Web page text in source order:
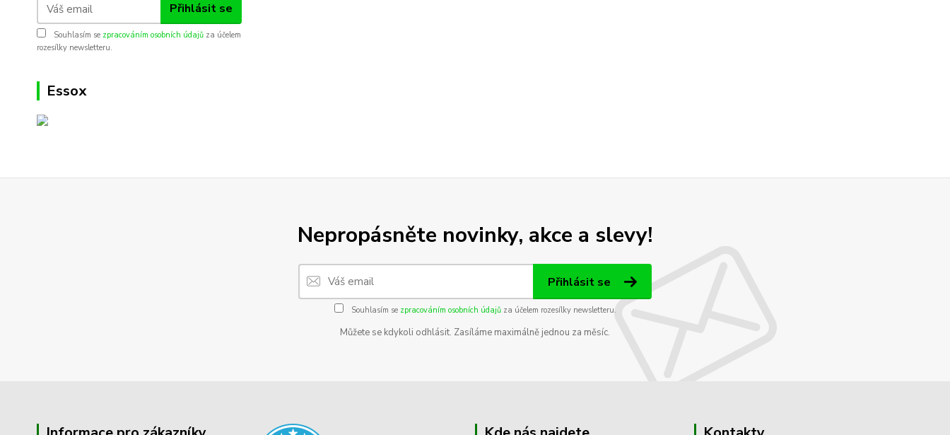
Přihlásit se
Souhlasím se zpracováním osobních údajů za účelem
rozesílky newsletteru.
Essox
Nepropásněte novinky, akce a slevy!
Přihlásit se
Souhlasím se zpracováním osobních údajůza účelem rozesílky newsletteru.
Můžete se kdykoli odhlásit. Zasíláme maximálně jednou za měsíc.